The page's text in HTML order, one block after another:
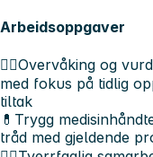
Arbeidsoppgaver
👩‍⚕️Overvåking og
med fokus på tidlig
tiltak
💊Trygg
tråd med gjeldende